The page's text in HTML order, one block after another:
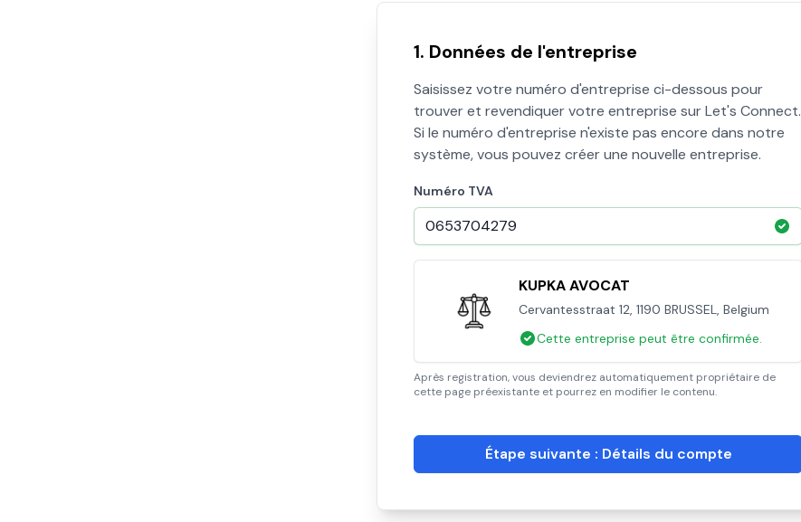
1. Données de l'entreprise
Saisissez votre numéro d'entreprise ci-dessous pour
trouver et revendiquer votre entreprise sur Let's Connect.
Si le numéro d'entreprise n'existe pas encore dans notre
système, vous pouvez créer une nouvelle entreprise.
Numéro TVA
KUPKA AVOCAT
Cervantesstraat 12, 1190 BRUSSEL, Belgium
Cette entreprise peut être confirmée.
Après registration, vous deviendrez automatiquement propriétaire de
cette page préexistante et pourrez en modifier le contenu.
Étape suivante : Détails du compte